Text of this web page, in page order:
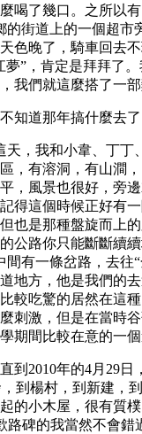
喝了幾口。之所以
街道上的一個超
色晚了，騎車回去
”，肯定是拜拜了
們就這麼搭了一
知道那年搞什麼去了
，我和小韋、丁
，有溶洞，有山澗
，風景也很好，旁
得這個時候正好有
也是那種盤旋而上
公路你只能斷斷續
有一條岔路，去
地方，他是我們的
較吃驚的居然在這
刺激，但是在當時
間比較在意的一
到2010年的4月29
到楊村，到新建
的小木屋，很有質
碑的我當然不會